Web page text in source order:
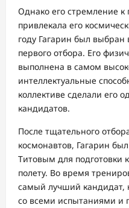
Однако его стремление
привлекала его
году Гагарин был выбран
первого отбора. Его
выполнена в самом
интеллектуальные
коллективе сделали его
кандидатов.
После тщательного
космонавтов, Гагарин
Титовым для подготовки
полету. Во время
самый лучший кандидат,
со всеми испытаниями и